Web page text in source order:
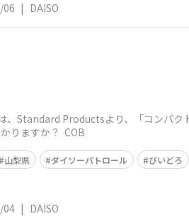
06 | DAISO
Standard Productsより、「コンパク
りますか？ COB
山梨県 ダイソーパトロール びいどろ
04 | DAISO